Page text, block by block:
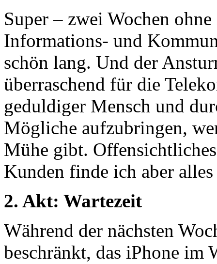
Super – zwei Wochen
Informations- und
schön lang. Und der
überraschend für die
geduldiger Mensch und
Mögliche aufzubringen,
Mühe gibt.
Kunden finde ich aber
2. Akt: Wartezeit
Während der nächsten
beschränkt, das iPhone im